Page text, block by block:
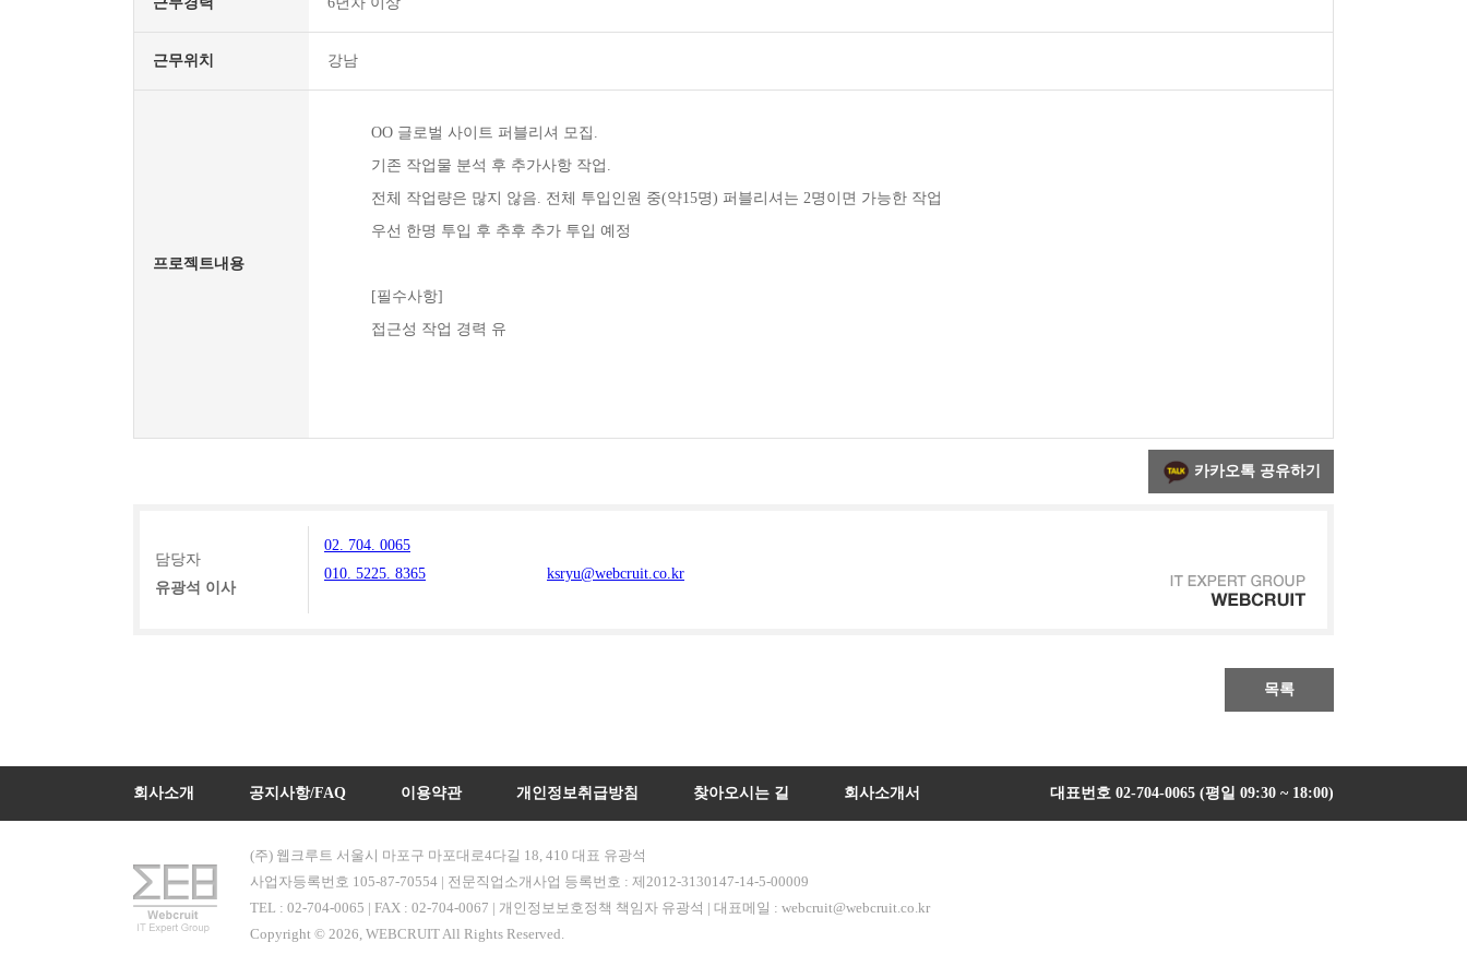
근무위치 강남
프로젝트내용
OO 글로벌 사이트 퍼블리셔 모집.
기존 작업물 분석 후 추가사항 작업.
전체 작업량은 많지 않음. 전체 투입인원 중(약15명) 퍼블리셔는 2명이면 가능한 작업
우선 한명 투입 후 추후 추가 투입 예정
[필수사항]
접근성 작업 경력 유
카카오톡 공유하기
담당자
유광석 이사
02. 704. 0065
010. 5225. 8365
ksryu@webcruit.co.kr
목록
회사소개 공지사항/FAQ 이용약관 개인정보취급방침 찾아오시는 길 회사소개서 대표번호 02-704-0065 (평일 09:30 ~ 18:00)
(주) 웹크루트 서울시 마포구 마포대로4다길 18, 410 대표 유광석
사업자등록번호 105-87-70554 | 전문직업소개사업 등록번호 : 제2012-3130147-14-5-00009
TEL : 02-704-0065 | FAX : 02-704-0067 | 개인정보보호정책 책임자 유광석 | 대표메일 : webcruit@webcruit.co.kr
Copyright © 2026, WEBCRUIT All Rights Reserved.